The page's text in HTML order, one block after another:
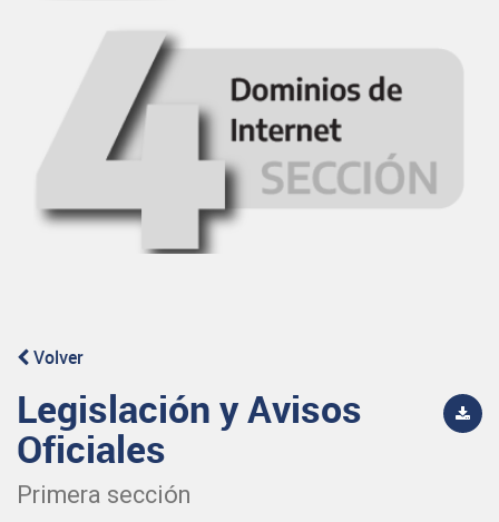
Volver
Legislación y Avisos
Oficiales
Primera sección